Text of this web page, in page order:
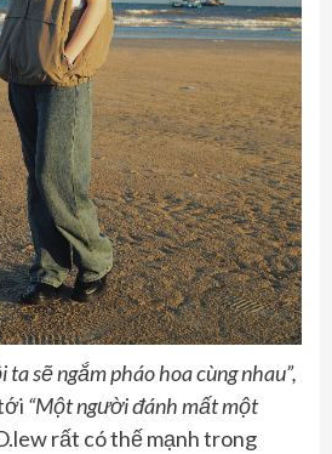
ta sẽ ngắm pháo hoa cùng nhau”,
“Một người đánh mất một
rất có thế mạnh trong